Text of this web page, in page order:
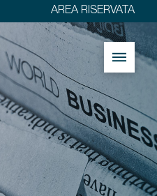
AREA RISERVATA